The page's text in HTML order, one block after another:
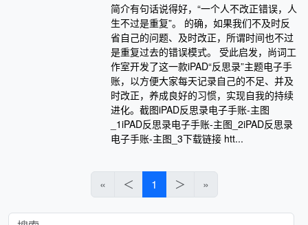
简介有句话说得好，“一个人不改正错误，人
生不过是重复”。 的确，如果我们不及时反
省自己的问题、及时改正，所谓时间也不过
是重复过去的错误模式。 受此启发，尚词工
作室开发了这一款iPAD“反思录”主题电子手
账，以方便大家每天记录自己的不足、并及
时改正，养成良好的习惯，实现自我的持续
进化。截图iPAD反思录电子手账-主图
_1iPAD反思录电子手账-主图_2iPAD反思录
电子手账-主图_3下载链接 htt...
« ＜ 1 ＞ »